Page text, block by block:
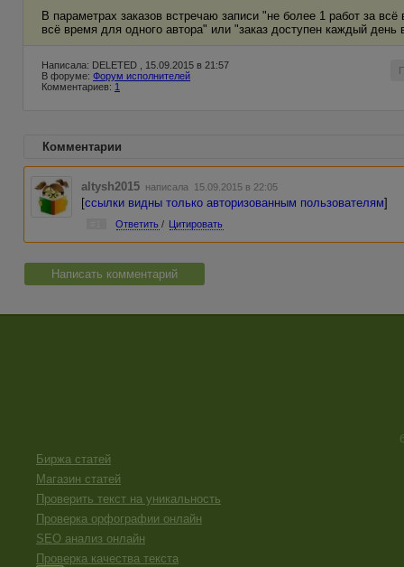
В параметрах заказов встречаю записи "не более 1 работ за
всё время для одного автора" или "заказ доступен каждый
Написала: DELETED , 15.09.2015 в 21:57
В форуме: Форум исполнителей
Комментариев: 1
Комментарии
altysh2015 написала 15.09.2015 в 22:05
[ссылки видны только авторизованным пользователям]
Ответить / Цитировать
Написать комментарий
Биржа статей
Магазин статей
Проверить текст на уникальность
Проверка орфографии онлайн
SEO анализ онлайн
Проверка качества текста